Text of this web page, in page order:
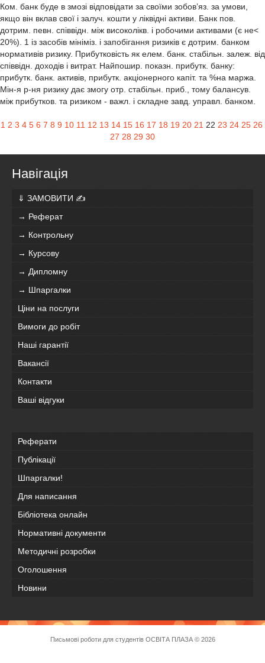
Ком. банк буде в змозі відповідати за своїми зобов’яз. за умови,
якщо він вклав свої і залуч. кошти у ліквідні активи. Банк пов.
дотрим. певн. співвідн. між високолікв. і робочими активами (є не<
20%). 1 із засобів мініміз. і запобігання ризиків є дотрим. банком
нормативів ризику. Прибутковість як елем. банк. стабільн. залеж. від
співвідн. доходів і витрат. Найпошир. показн. прибутк. банку:
прибутк. банк. активів, прибутк. акціонерного капіт. та %на маржа.
Мін-я р-ня ризику дає змогу отр. стабільн. приб., тому балансув.
між прибутков. та ризиком - важл. і складне завд. управл. банком.
1 2 3 4 5 6 7 8 9 10 11 12 13 14 15 16 17 18 19 20 21 22 23 24 25 26
27 28 29 30
Навігація
⇓ ЗАМОВИТИ ✍
→ Реферат
→ Контрольну
→ Курсову
→ Дипломну
→ Шпаргалки
Ціни на послуги
Вимоги до робіт
Наші гарантії
Вакансії
Контакти
Ваші відгуки
Реферати
Публікації
Шпаргалки!
Для написання
Бібліотека онлайн
Нормативні документи
Методичні розробки
Оголошення
Новини
Письмові роботи для студентів ОСВІТА ПЛАЗА© 2026